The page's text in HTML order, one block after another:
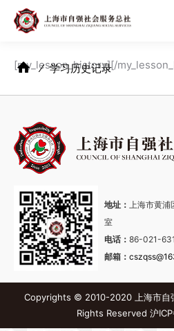
⁄ 学习历史记录
[my_lesson_history][/
地址： 上海市黄浦
室
电话： 86-021-
邮箱：
Copyrights © 2010-2020 上海市自
Rights Reserved 沪